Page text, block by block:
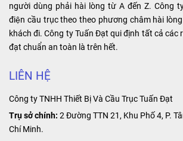
người dùng phải hài lòng từ A đến Z. Công
điện cầu trục theo theo phương châm hài
khách đi. Công ty Tuấn Đạt qui định tất cả các
đạt chuẩn an toàn là trên hết.
LIÊN HỆ
Công ty TNHH Thiết Bị Và Cầu Trục Tuấn Đạt
Trụ sở chính: 2 Đường TTN 21, Khu Phố 4, P.
Chí Minh.